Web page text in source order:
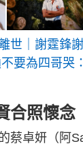
世｜謝霆鋒
要為四哥哭
合照懷念
蔡卓妍（阿